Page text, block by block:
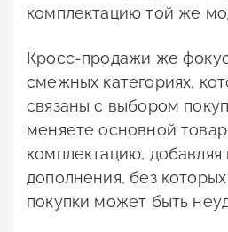
комплектацию той же
Кросс-продажи же
смежных категориях,
связаны с выбором
меняете основной
комплектацию, добавляя
дополнения, без
покупки может быть